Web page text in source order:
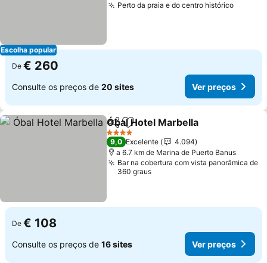
Escolha popular
Perto da praia e do centro históricoVer
De € 260
Consulte os preços de 20 sites Ver preços
PartilharAdicionar aos favoritos
Óbal Hotel Marbella
4 Estrelas
9,0 Excelente
4.094
a 6.7 km de Marina de Puerto Banus
Bar na cobertura com vista panorâmica de
360 graus
De € 108
Consulte os preços de 16 sites Ver preços